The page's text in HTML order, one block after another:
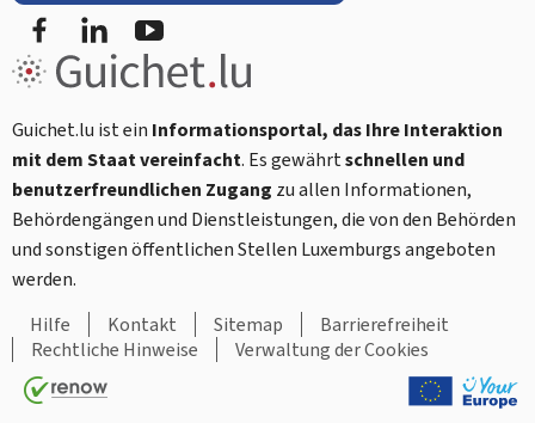
FacebookLinkedIn
Guichet.lu ist ein Informationsportal, das Ihre Interaktion
mit dem Staat vereinfacht. Es gewährtschnellen und
benutzerfreundlichen Zugang zu allen Informationen,
Behördengängen und Dienstleistungen, die von den Behörden
und sonstigen öffentlichen Stellen Luxemburgs angeboten
werden.
Hilfe
Kontakt Sitemap
Barrierefreiheit
Rechtliche Hinweise
Verwaltung der Cookies